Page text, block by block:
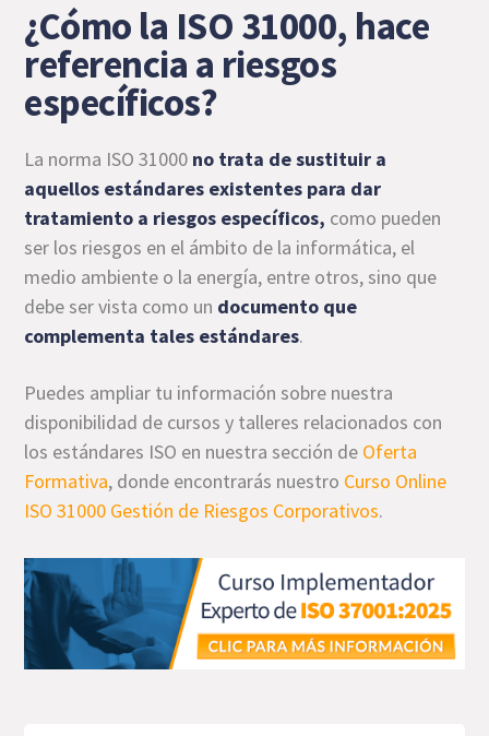
¿Cómo la ISO 31000, hace
referencia a riesgos
específicos?
La norma ISO 31000 no trata de sustituir a
aquellos estándares existentes para dar
tratamiento a riesgos específicos, como pueden
ser los riesgos en el ámbito de la informática, el
medio ambiente o la energía, entre otros, sino que
debe ser vista como un documento que
complementa tales estándares.
Puedes ampliar tu información sobre nuestra
disponibilidad de cursos y talleres relacionados con
los estándares ISO en nuestra sección de Oferta
Formativa, donde encontrarás nuestro Curso Online
ISO 31000 Gestión de Riesgos Corporativos.